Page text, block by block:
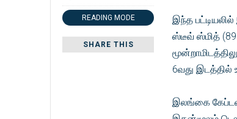
READING MODE
SHARE THIS
இந்த
ஸ்டீவ் ஸ்மித்
6வது
இலங்கை கேப்டன்